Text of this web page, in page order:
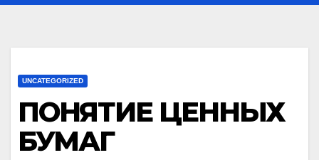
UNCATEGORIZED
ПОНЯТИЕ ЦЕННЫХ
БУМАГ